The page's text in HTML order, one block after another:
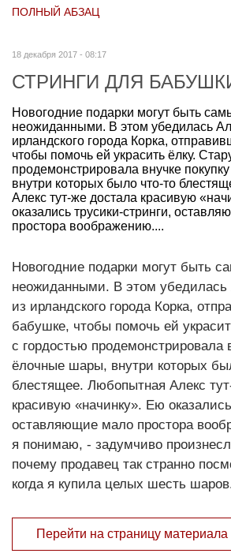
ПОЛНЫЙ АБЗАЦ
18 декабря 2017 - 08:17
СТРИНГИ ДЛЯ
Новогодние подарки могут быть
неожиданными. В этом убедилась
ирландского города Корка,
чтобы помочь ей украсить ёлку.
продемонстрировала внучке
внутри которых было что-то
Алекс тут-же достала красивую
оказались трусики-стринги,
простора воображению....
Новогодние подарки могут быть
неожиданными. В этом убедилась
из ирландского города Корка,
бабушке, чтобы помочь ей
с гордостью продемонстрировала
ёлочные шары, внутри которых
блестящее. Любопытная Алекс
красивую «начинку». Ею
оставляющие мало простора
я понимаю, - задумчиво
почему продавец так странно
когда я купила целых шесть
Перейти на страницу материала